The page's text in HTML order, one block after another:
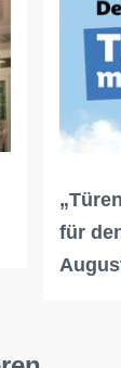
für